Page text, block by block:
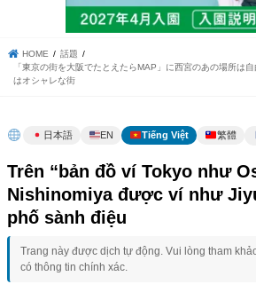
HOME
話題
「東京の街を大阪でたとえたらMAP」に西宮のあの場所は
はオシャレな街
日本語 EN Tiếng Việt 繁體
Trên “bản đồ ví Tokyo như
Nishinomiya được ví như
phố sành điệu
Trang này được dịch tự động. Vui lòng tham
có thông tin chính xác.